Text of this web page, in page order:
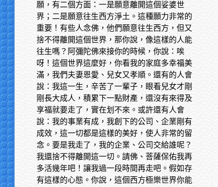
願，有二個方面：一是願意離開這個娑婆世
界；二是願意往生西方淨土。這種願力非常的
重要！有些人念佛，他們願意往生西方，但又
捨不得離開這個世界，那你說，像這樣的人能
往生嗎？阿彌陀佛來接你的時候，你說：唉
呀！這個世界這麼好，你看我的家庭多幸福美
滿，我們夫妻恩愛、兒女又孝順。還有的人會
說：我這一生，辛苦了一輩子，眼看兒女才剛
剛長大成人，積累下一點財產，還沒有來得及
享福就要走了，實在划不來。或許還有人會
說：我的事業有成，我創下的公司、企業剛有
成效，這一切都是這樣的美好，使人非常的留
念。要是我走了，我的企業、公司交給誰呢？
我還捨不得離開這一切。請佛、菩薩保佑我再
多活幾年吧！讓我過一段時間再走吧。假如存
有這樣的心態。你說，這個西方極樂世界你能